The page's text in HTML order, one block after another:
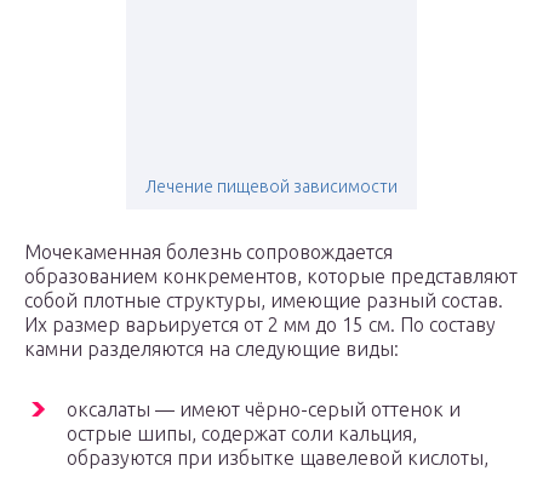
Лечение пищевой зависимости
Мочекаменная болезнь сопровождается
образованием конкрементов, которые представляют
собой плотные структуры, имеющие разный состав.
Их размер варьируется от 2 мм до 15 см. По составу
камни разделяются на следующие виды:
оксалаты — имеют чёрно-серый оттенок и
острые шипы, содержат соли кальция,
образуются при избытке щавелевой кислоты,